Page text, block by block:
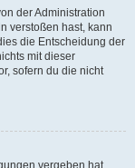
der Administration
verstoßen hast, kann
die Entscheidung der
mit dieser
sofern du die nicht
vergeben hat,